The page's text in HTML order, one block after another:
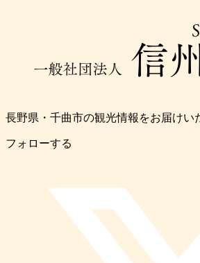
長野県・千曲市の観光情報をお届けい
フォローする